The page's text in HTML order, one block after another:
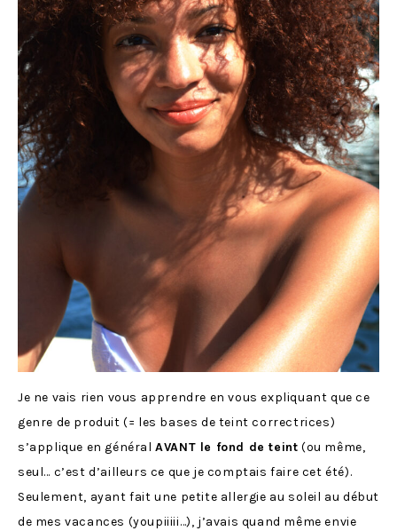
Je ne vais rien vous apprendre en vous expliquant que ce
genre de produit (= les bases de teint correctrices)
s’applique en généralAVANT le fond de teint (ou même,
seul… c’est d’ailleurs ce que je comptais faire cet été).
Seulement, ayant fait une petite allergie au soleil au début
de mes vacances (youpiiiii…), j’avais quand même envie